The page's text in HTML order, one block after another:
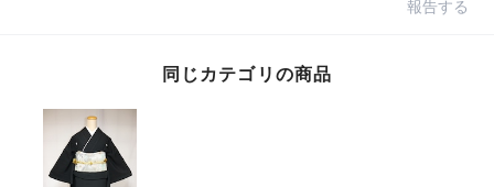
報告する
同じカテゴリの商品